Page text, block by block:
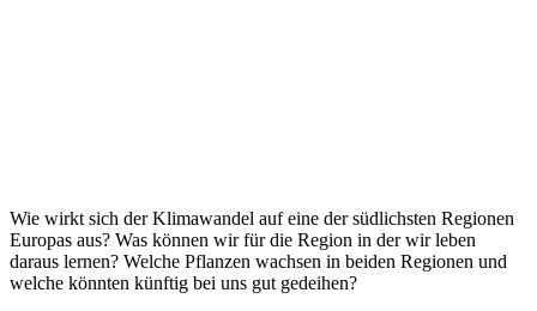
Wie wirkt sich der Klimawandel auf eine der südlichsten Regionen
Europas aus? Was können wir für die Region in der wir leben
daraus lernen? Welche Pflanzen wachsen in beiden Regionen und
welche könnten künftig bei uns gut gedeihen?